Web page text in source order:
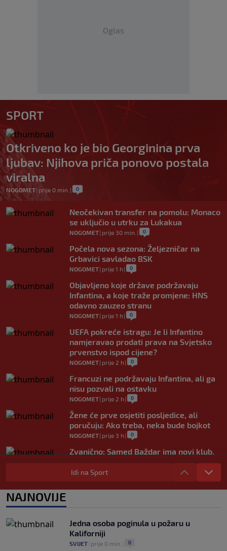
Oglas
SPORT
Otkriveno ko je bio Georginina prva
ljubav: Njihova priča ponovo postala
viralna
NOGOMET| prije 0 min. | 0
Neočekivan transfer na pomolu: Monaco
se uključio u utrku za Lukakua
NOGOMET| prije 30 min. | 0
Počela nova sezona: Željezničar na
Grbavici savladao BSK
NOGOMET| prije 1 h | 0
Objavljeno koje države podržavaju
Infantina, a koje traže promjene: HNS
odavno zauzeo stranu
NOGOMET| prije 1 h | 0
UEFA pokreće istragu: Je li Infantino
namjeravao prodati prava na Svjetsko
prvenstvo ispod cijene?
NOGOMET| prije 2 h | 0
Francuzi ne podržavaju Infantina, ali ga
nisu pozvali na ostavku
NOGOMET| prije 2 h | 0
Žene će prve osjetiti posljedice, ali
poručuju: Ako treba, neka bude bojkot
NOGOMET| prije 3 h | 0
Zvanično: Samed Baždar ima novi klub,
zadužio broj sa velikom "težinom"
NOGOMET|prije 5 h
Prije nekoliko godina zaludjela je
Idi na Sport
NAJNOVIJE
Jedna osoba poginula u požaru u
Kaliforniji
SVIJET prije 0 min. 0